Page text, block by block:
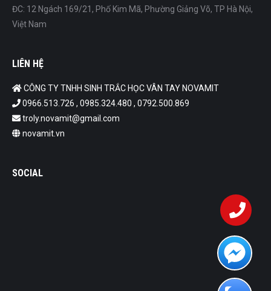
ĐC: 12 Ngách 169/21, Phố Kim Mã, Phường Giảng Võ, TP Hà Nội,
Việt Nam
LIÊN HỆ
CÔNG TY TNHH SINH TRẮC HỌC VÂN TAY NOVAMIT
0966.513.726 , 0985.324.480 , 0792.500.869
troly.novamit@gmail.com
novamit.vn
SOCIAL